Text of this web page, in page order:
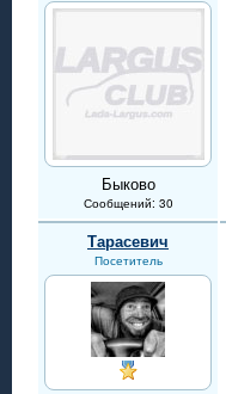
Быково
Сообщений: 30
Тарасевич
Посетитель